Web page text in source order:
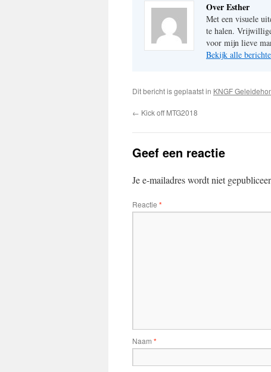
Over Esther
Met een visuele
te halen.
voor mijn lieve
Bekijk alle
Dit bericht is geplaatst in KNGF
← Kick off MTG2018
Geef een reactie
Je e-mailadres wordt niet
Reactie *
Naam *